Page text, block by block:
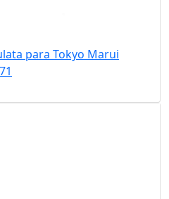
para Tokyo Marui